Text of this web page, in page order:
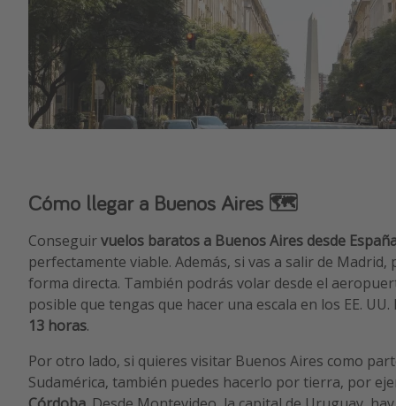
Cómo llegar a Buenos Aires 🗺️
Conseguirvuelos baratos a Buenos Aires desde
perfectamente viable. Además, si vas a salir de Madrid,
forma directa. También podrás volar desde el
posible que tengas que hacer una escala en los EE.
13 horas.
Por otro lado, si quieres visitar Buenos Aires como
Sudamérica, también puedes hacerlo por tierra, por